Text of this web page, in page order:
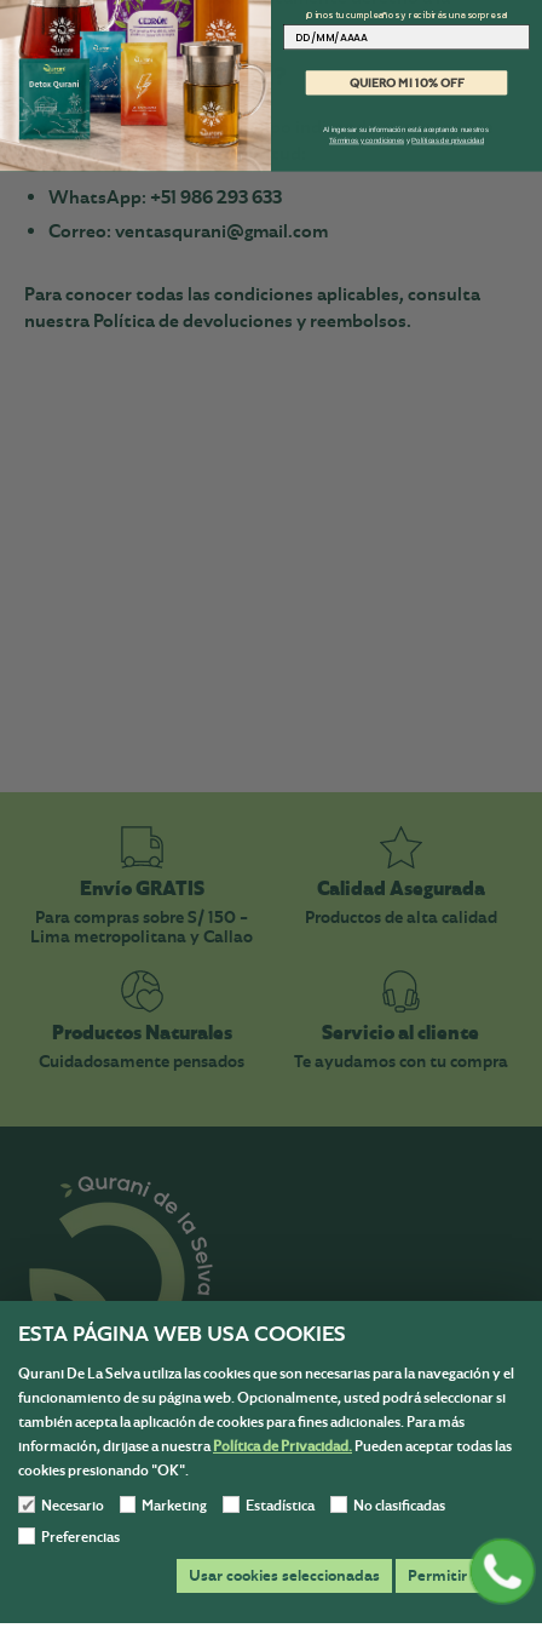
devolución del dinero.
¿Cómo solicitar ayuda?
Comunícate con nuestro equipo indicando tu número de
pedido y el motivo de tu solicitud:
WhatsApp: +51 986 293 633
Correo: ventasqurani@gmail.com
Para conocer todas las condiciones aplicables, consulta
nuestra Política de devoluciones y reembolsos.
Envío GRATIS
Para compras sobre S/ 150 -
Lima metropolitana y Callao
Calidad Asegurada
Productos de alta calidad
Productos Naturales
Cuidadosamente pensados
Servicio al cliente
Te ayudamos con tu compra
Menú
Información
Contáctanos
Escríbenos y resolvemos todas tus dudas para ayudarte en
ESTA PÁGINA WEB USA COOKIES
Qurani De La Selva utiliza las cookies que son necesarias para la navegación y el
funcionamiento de su página web. Opcionalmente, usted podrá seleccionar si
también acepta la aplicación de cookies para fines adicionales. Para más
información, dirijase a nuestraPolítica de Privacidad.Pueden aceptar todas las
cookies presionando "OK".
Necesario
Marketing Estadística
No clasificadas
Preferencias
Usar cookies seleccionadas Permitir todas
¡Dinos tu cumpleaños y recibirás una sorpresa!
Fecha
QUIERO MI 10% OFF
Al ingresar su información está aceptando nuestros
Términos y condicionesyPolíticas de privacidad